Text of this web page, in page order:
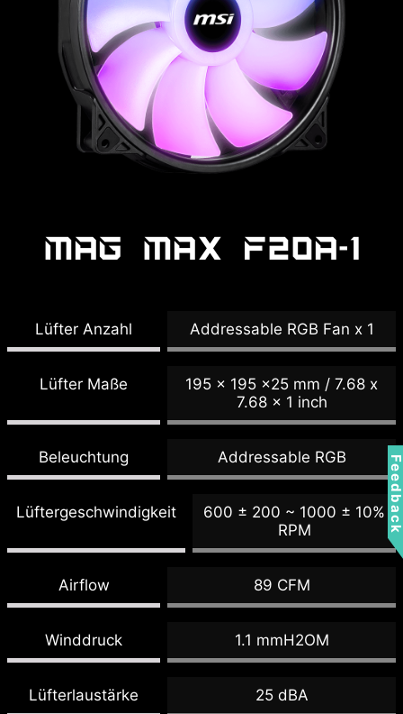
MAG MAX F20A-1
Lüfter Anzahl Addressable RGB Fan x 1
Lüfter Maße
195 x 195 x25 mm / 7.68 x
7.68 x 1 inch
Beleuchtung Addressable RGB
Lüftergeschwindigkeit
600 ± 200 ~ 1000 ± 10%
RPM
Airflow 89 CFM
Winddruck 1.1 mmH2OM
Lüfterlaustärke 25 dBA